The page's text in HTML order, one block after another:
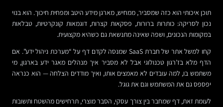
תוכן איכותי הוא כזה שמסביר, ממחיש, מארגן מידע היטב ומפחית חיכוך. הוא בנוי
נכון לסריקה: כותרות ברורות, פסקאות קצרות, דוגמאות קונקרטיות, טבלאות
במקומות הנכונים, ושפה שאינה מתנשאת גם כשהיא מקצועית.
קחו למשל אתר של חברת SaaS שמנסה לקדם דף על “מערכת ניהול ידע”. אם
הדף מלא בז’רגון טכנולוגי אבל לא מסביר איך מנהלים מאגר ידע בארגון, מי
משתמש בו, למה עובדים לא מאמצים אותו, ואיך מודדים הצלחה — הוא כנראה
יפספס גם את המשתמש וגם את גוגל.
לעומת זאת, דף שמחבר בין צורך עסקי, הסבר מוצרי, תרחישים מהשטח ותשובות